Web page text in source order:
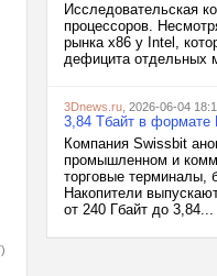
Исследовательская
процессоров.
рынка x86 у Intel,
дефицита отдельных
3Dnews.ru , 2026-06-04
3,84 Тбайт в формате
Компания Swissbit
промышленном и
торговые терминалы,
Накопители
от 240 Гбайт до 3,84...